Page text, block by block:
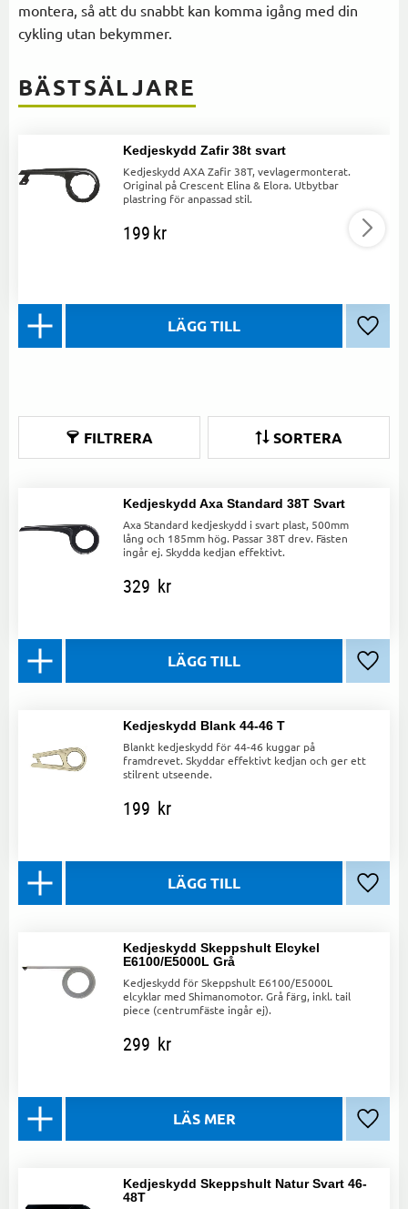
montera, så att du snabbt kan komma igång med din
cykling utan bekymmer.
BÄSTSÄLJARE
Kedjeskydd Zafir 38t svart
Kedjeskydd AXA Zafir 38T, vevlagermonterat.
Original på Crescent Elina & Elora. Utbytbar
plastring för anpassad stil.
199kr
Lägg
FILTRERA SORTERA
Kedjeskydd Axa Standard 38T Svart
Axa Standard kedjeskydd i svart plast, 500mm
lång och 185mm hög. Passar 38T drev. Fästen
ingår ej. Skydda kedjan effektivt.
329 kr
Lägg
Kedjeskydd Blank 44-46 T
Blankt kedjeskydd för 44-46 kuggar på
framdrevet. Skyddar effektivt kedjan och ger ett
stilrent utseende.
199 kr
Lägg
Kedjeskydd Skeppshult Elcykel
E6100/E5000L Grå
Kedjeskydd för Skeppshult E6100/E5000L
elcyklar med Shimanomotor. Grå färg, inkl. tail
piece (centrumfäste ingår ej).
299 kr
Lägg
Kedjeskydd Skeppshult Natur Svart 46-
48T